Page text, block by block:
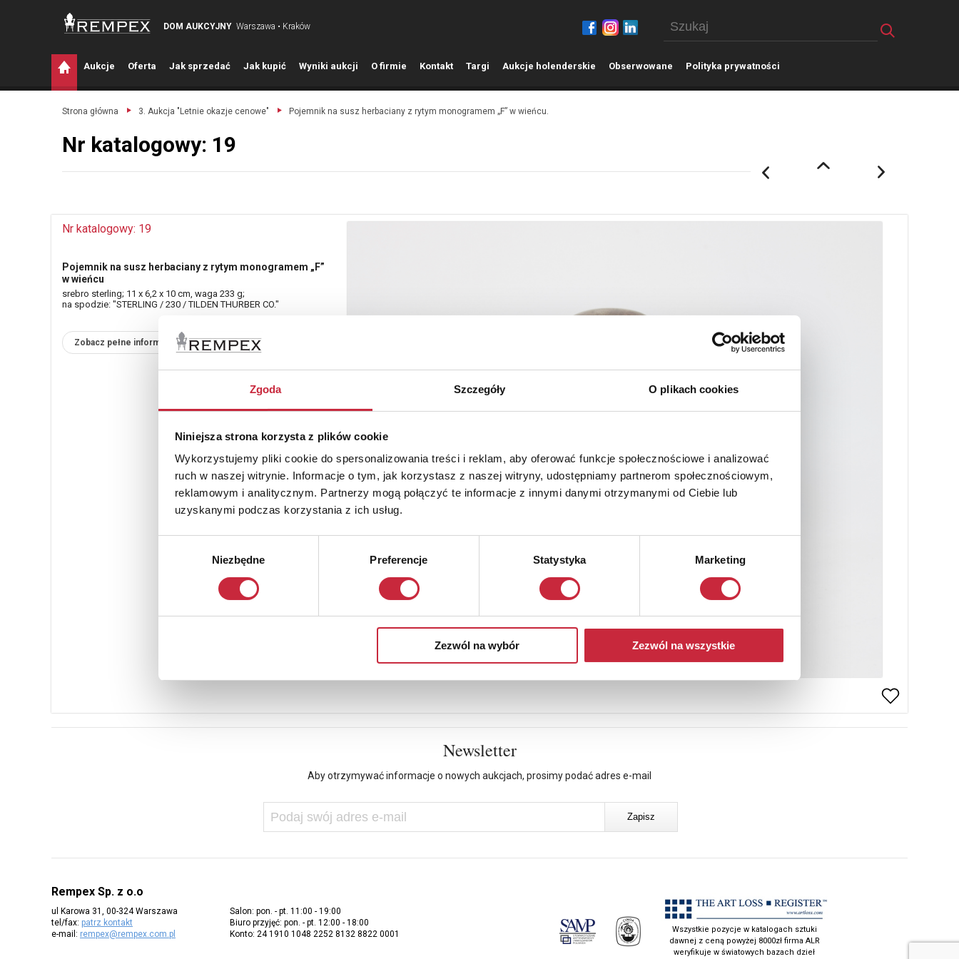
Zgoda Szczegóły O plikach cookies
Niniejsza strona korzysta z plików cookie
Wykorzystujemy pliki cookie do spersonalizowania treści i reklam, aby oferować funkcje społecznościowe i analizować
ruch w naszej witrynie. Informacje o tym, jak korzystasz z naszej witryny, udostępniamy partnerom społecznościowym,
reklamowym i analitycznym. Partnerzy mogą połączyć te informacje z innymi danymi otrzymanymi od Ciebie lub
uzyskanymi podczas korzystania z ich usług.
Niezbędne Preferencje Statystyka Marketing
Zezwól na wybór Zezwól na wszystkie
DOM AUKCYJNY Warszawa • Kraków
Aukcje Oferta Jak sprzedać Jak kupić Wyniki aukcji O firmie Kontakt Targi Aukcje holenderskie Obserwowane Polityka prywatności
Strona główna 3. Aukcja "Letnie okazje cenowe" Pojemnik na susz herbaciany z rytym monogramem „F” w wieńcu.
Nr katalogowy: 19
Nr katalogowy: 19
Pojemnik na susz herbaciany z rytym monogramem „F”
w wieńcu
srebro sterling; 11 x 6,2 x 10 cm, waga 233 g;
na spodzie: "STERLING / 230 / TILDEN THURBER CO."
Zobacz pełne informacje
Newsletter
Aby otrzymywać informacje o nowych aukcjach, prosimy podać adres e-mail
Rempex Sp. z o.o
ul Karowa 31, 00-324 Warszawa
tel/fax: patrz kontakt
e-mail: rempex@rempex.com.pl
Salon: pon. - pt. 11:00 - 19:00
Biuro przyjęć: pon. - pt. 12:00 - 18:00
Konto: 24 1910 1048 2252 8132 8822 0001
Wszystkie pozycje w katalogach sztuki
dawnej z ceną powyżej 8000zł firma ALR
weryfikuje w światowych bazach dzieł